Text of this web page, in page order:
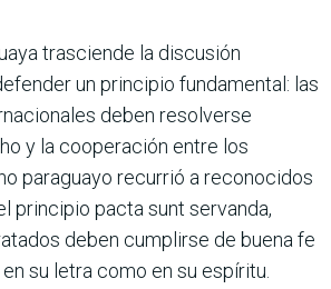
trasciende la discusión
un principio fundamental: las
deben resolverse
y la cooperación entre los
paraguayo recurrió a reconocidos
principio pacta sunt servanda,
deben cumplirse de buena fe
su letra como en su espíritu.